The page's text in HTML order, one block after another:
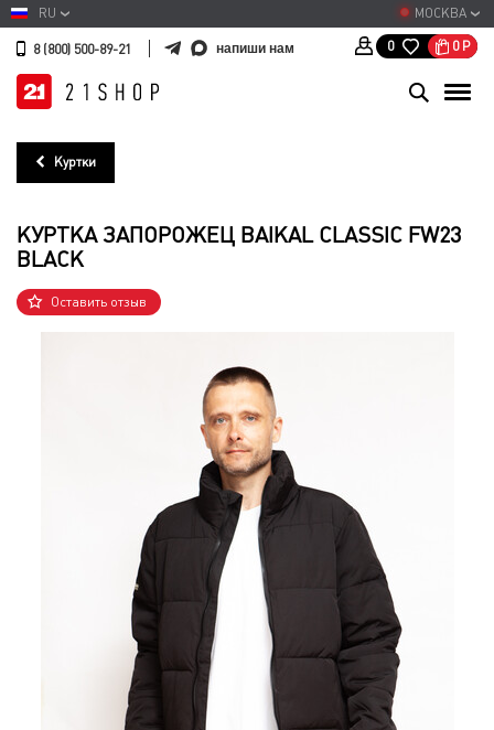
МОСКВА
RU
8 (800) 500-89-21 напиши нам 0 0 Р
Куртки
КУРТКА ЗАПОРОЖЕЦ BAIKAL CLASSIC FW23
BLACK
Оставить отзыв